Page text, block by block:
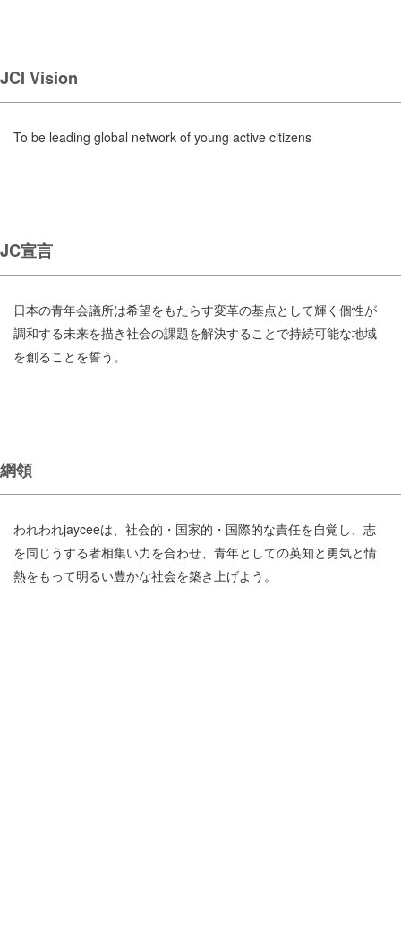
JCI Vision
To be leading global network of young active citizens
JC宣言
日本の青年会議所は希望をもたらす変革の基点として輝く個性が
調和する未来を描き社会の課題を解決することで持続可能な地域
を創ることを誓う。
網領
われわれjayceeは、社会的・国家的・国際的な責任を自覚し、志
を同じうする者相集い力を合わせ、青年としての英知と勇気と情
熱をもって明るい豊かな社会を築き上げよう。